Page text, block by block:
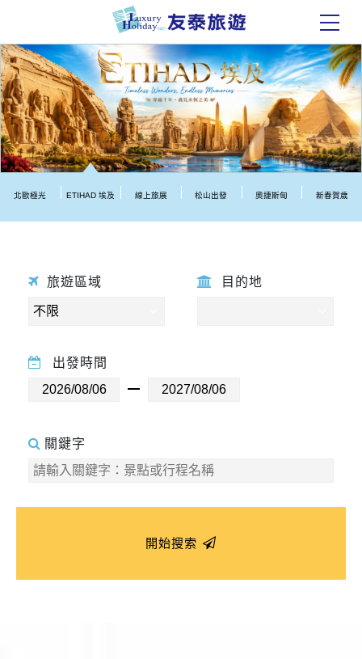
北歐極光 ETIHAD 埃及 線上旅展 松山出發 奧捷斯匈 新春賀歲
旅遊區域 目的地
出發時間
關鍵字
開始搜索